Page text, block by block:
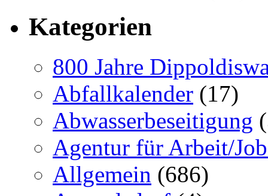
Kategorien
800 Jahre
Abfallkalender (17)
Abwasserbeseitigung
Agentur für Arbeit/
Allgemein (686)